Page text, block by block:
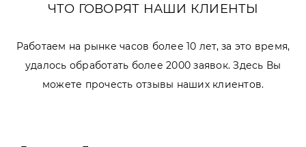
ЧТО ГОВОРЯТ НАШИ КЛИЕНТЫ
Работаем на рынке часов более 10 лет, за это время,
удалось обработать более 2000 заявок. Здесь Вы
можете прочесть отзывы наших клиентов.